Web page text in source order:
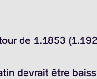
de 1.1853
devrait être